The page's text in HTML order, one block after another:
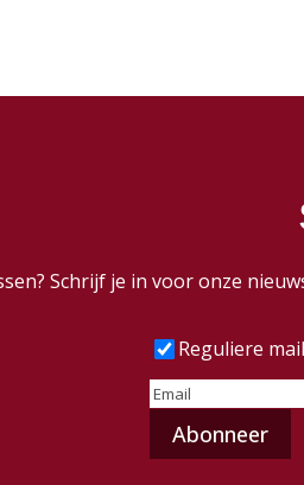
Schrijf je in voor onze
Frequentie
Reguliere
E-
mailadres